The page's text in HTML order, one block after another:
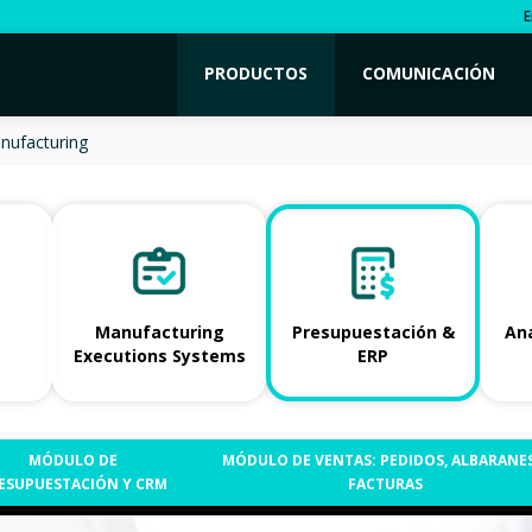
PRODUCTOS COMUNICACIÓN
Manufacturing
Executions Systems
Presupuestación &
ERP
MÓDULO DE
Y CRM
MÓDULO DE VENTAS: PEDIDOS,
FACTURAS